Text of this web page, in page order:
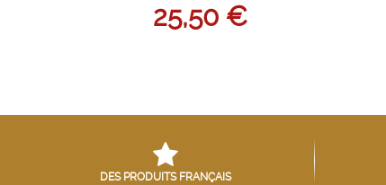
25,50 €
DES PRODUITS FRANÇAIS